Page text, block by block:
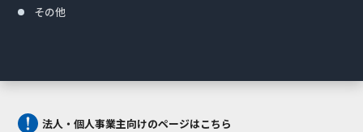
その他
法人・個人事業主向けのページはこちら